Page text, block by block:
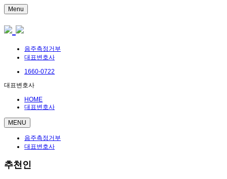
Menu
음주측정거부
대표변호사
1660-0722
대표변호사
HOME
대표변호사
MENU
음주측정거부
대표변호사
추천인